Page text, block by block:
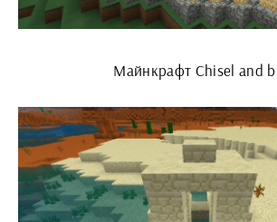
Майнкрафт Chisel and